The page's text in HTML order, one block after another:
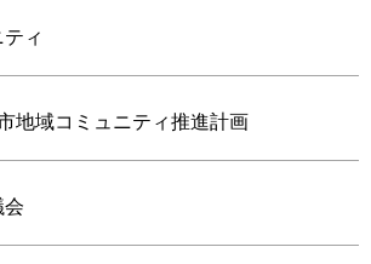
ィ
地域コミュニティ推進計画
会